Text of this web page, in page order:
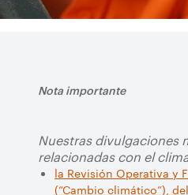
Nota importante
Nuestras divulgaciones
relacionadas con el
la Revisión Operativa y
(“Cambio climático”),